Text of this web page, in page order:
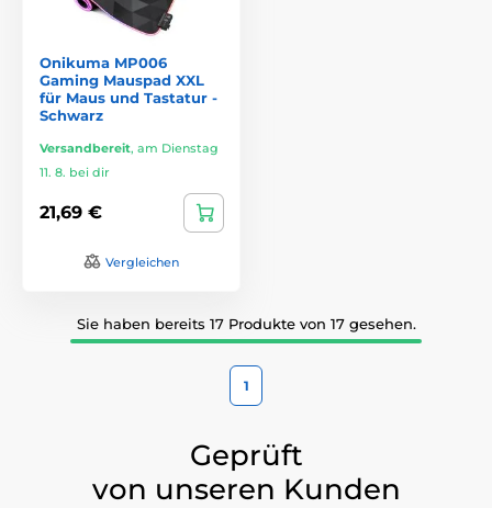
Onikuma MP006
Gaming Mauspad XXL
für Maus und Tastatur -
Schwarz
Versandbereit, am Dienstag
11. 8. bei dir
21,69 €
Vergleichen
Sie haben bereits 17 Produkte von 17 gesehen.
1
Geprüft
von unseren Kunden